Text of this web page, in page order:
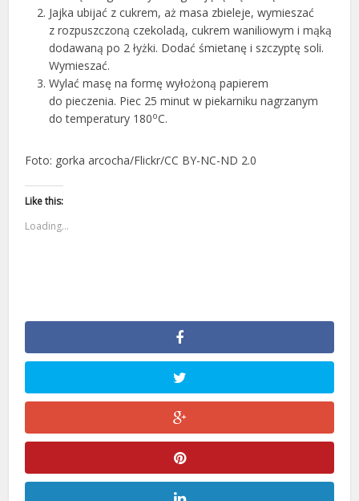
Jajka ubijać z cukrem, aż masa zbieleje, wymieszać
z rozpuszczoną czekoladą, cukrem waniliowym i mąką
dodawaną po 2 łyżki. Dodać śmietanę i szczyptę soli.
Wymieszać.
Wylać masę na formę wyłożoną papierem
do pieczenia. Piec 25 minut w piekarniku nagrzanym
do temperatury 180oC.
Foto: gorka arcocha/Flickr/CC BY-NC-ND 2.0
Like this:
Loading...